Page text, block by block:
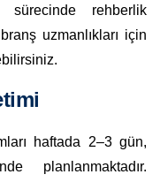
sürecinde rehberlik
uzmanlıkları için
haftada 2–3 gün,
planlanmaktadır.